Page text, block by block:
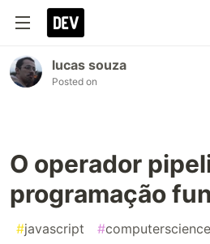
lucas souza
Posted on
O operador
programação
#javascript #computerscience